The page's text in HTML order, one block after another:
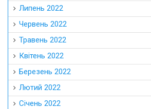
Липень 2022
Червень 2022
Травень 2022
Квітень 2022
Березень 2022
Лютий 2022
Січень 2022